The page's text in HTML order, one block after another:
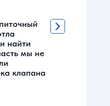
найти
мы не
клапана